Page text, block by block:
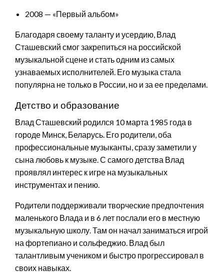
2008 — «Первый альбом»
Благодаря своему таланту и усердию, Влад
Сташевский смог закрепиться на российской
музыкальной сцене и стать одним из самых
узнаваемых исполнителей. Его музыка стала
популярна не только в России, но и за ее пределами.
Детство и образование
Влад Сташевский родился 10 марта 1985 года в
городе Минск, Беларусь. Его родители, оба
профессиональные музыканты, сразу заметили у
сына любовь к музыке. С самого детства Влад
проявлял интерес к игре на музыкальных
инструментах и пению.
Родители поддерживали творческие предпочтения
маленького Влада и в 6 лет послали его в местную
музыкальную школу. Там он начал заниматься игрой
на фортепиано и сольфеджио. Влад был
талантливым учеником и быстро прогрессировал в
своих навыках.